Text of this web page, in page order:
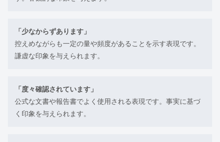
「少なからずあります」
控えめながらも一定の量や頻度があることを示す表現です。
謙虚な印象を与えられます。
「度々確認されています」
公式な文書や報告書でよく使用される表現です。事実に基づ
く印象を与えられます。